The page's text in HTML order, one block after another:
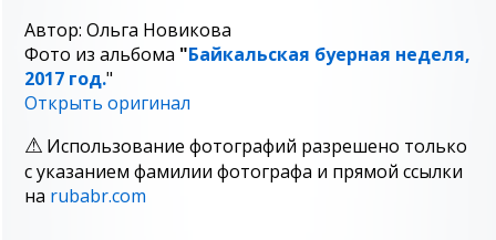
Автор: Ольга Новикова
Фото из альбома "Байкальская буерная неделя,
2017 год."
Открыть оригинал
Использование фотографий разрешено только
с указанием фамилии фотографа и прямой ссылки
на rubabr.com